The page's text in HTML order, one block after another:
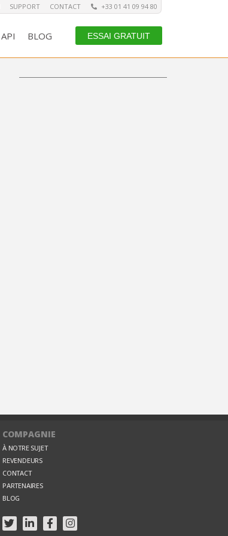
SUPPORT CONTACT +33 01 41 09 94 80
API BLOG ESSAI GRATUIT
COMPAGNIE
À NOTRE SUJET
REVENDEURS
CONTACT
PARTENAIRES
BLOG